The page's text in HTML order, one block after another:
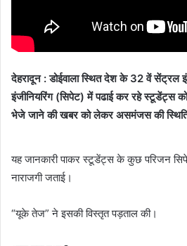
देहरादून : डोईवाला स्थित देश के 32 वें सेंट्रल
इंजीनियरिंग (सिपेट) में पढाई कर रहे स्टूडेंट्स
भेजे जाने की खबर को लेकर असमंजस की
यह जानकारी पाकर स्टूडेंट्स के कुछ परिजन
नाराजगी जताई।
“यूके तेज” ने इसकी विस्तृत पड़ताल की।